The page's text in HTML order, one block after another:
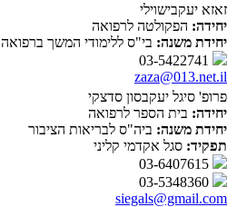
זאזא יעקבישוילי
יחידה: הפקולטה לרפואה
יחידת משנה: בי"ס ללימודי המשך ברפואה
zaza@013.net.il
פרופ' סיגל יעקבסון סדצקי
יחידה: בית הספר לרפואה
יחידת משנה: ביה"ס לבריאות הציבור
תפקיד: סגל אקדמי קליני
siegals@gmail.com